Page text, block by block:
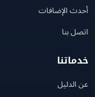
الإضافات
بنا